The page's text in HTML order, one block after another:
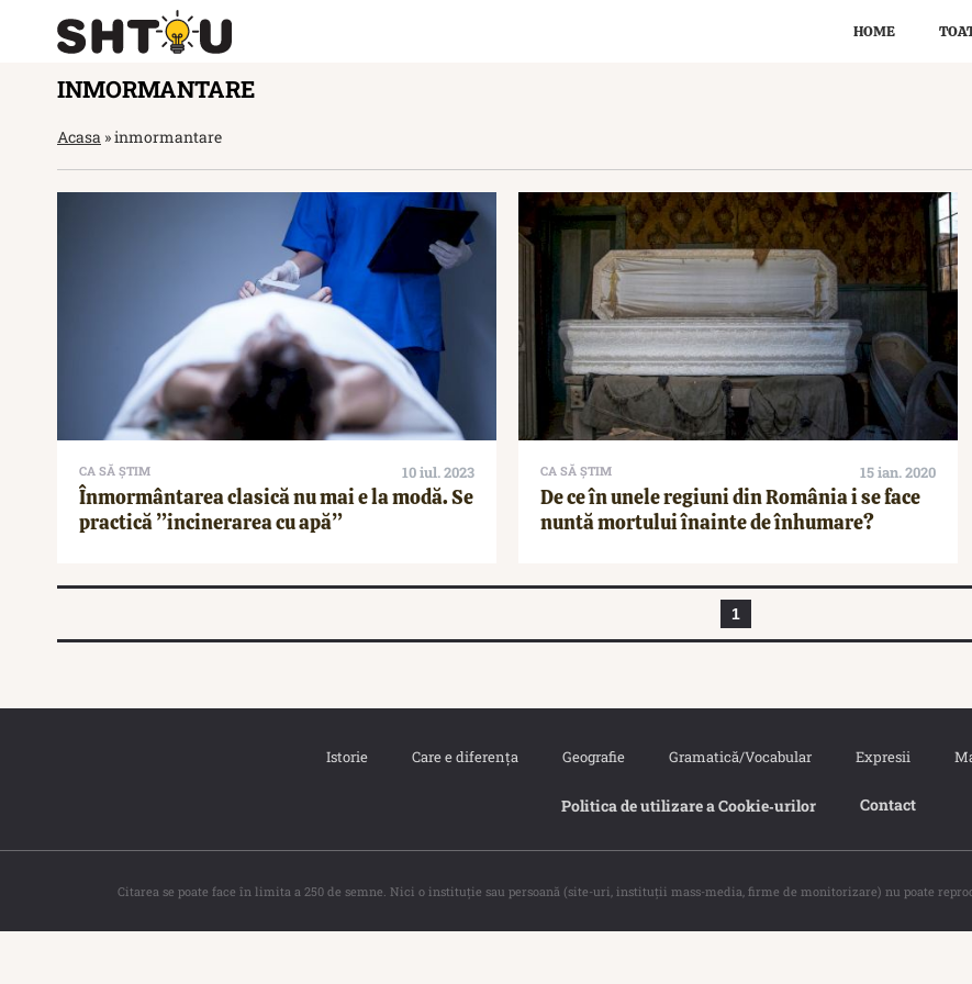
HOME
INMORMANTARE
Acasa »inmormantare
CA SĂ ȘTIM 10 iul. 2023
Înmormântarea clasică nu mai e la modă. Se
practică ”incinerarea cu apă”
CA SĂ ȘTIM 15 ian. 2020
De ce în unele regiuni din România i se face
nuntă mortului înainte de înhumare?
1
Istorie Care e diferența Geografie Gramatică/Vocabular Expresii
Politica de utilizare a Cookie‐urilor Contact
Citarea se poate face în limita a 250 de semne. Nici o instituţie sau persoană (site-uri, instituţii mass-media, firme de monitorizare) nu poate